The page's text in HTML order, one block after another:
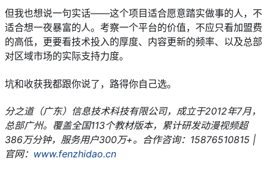
但我也想说一句实话——这个项目适合愿意踏实做事的人，不
适合想一夜暴富的人。考察一个平台的价值，不应只看加盟费
的高低，更要看技术投入的厚度、内容更新的频率、以及总部
对区域市场的实际支持力度。
坑和收获我都跟你说了，路得你自己选。
分之道（广东）信息技术科技有限公司，成立于2012年7月，
总部广州。覆盖全国113个教材版本，累计研发动漫视频超
386万分钟，服务用户300万+。合作咨询：15876510815 |
官网： www.fenzhidao.cn